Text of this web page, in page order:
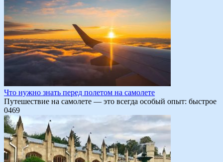
Что нужно знать перед полетом на самолете
Путешествие на самолете — это всегда особый опыт: быстрое
0469